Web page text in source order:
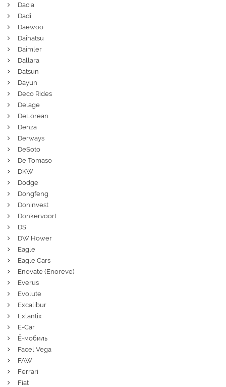
Dacia
Dadi
Daewoo
Daihatsu
Daimler
Dallara
Datsun
Dayun
Deco Rides
Delage
DeLorean
Denza
Derways
DeSoto
De Tomaso
DKW
Dodge
Dongfeng
Doninvest
Donkervoort
DS
DW Hower
Eagle
Eagle Cars
Enovate (Enoreve)
Everus
Evolute
Excalibur
Exlantix
E-Car
Ё-мобиль
Facel Vega
FAW
Ferrari
Fiat